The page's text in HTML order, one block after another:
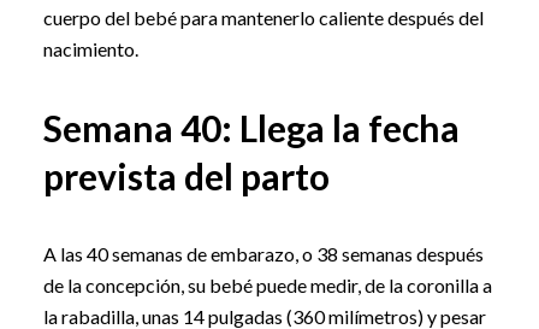
cuerpo del bebé para mantenerlo caliente después del
nacimiento.
Semana 40: Llega la fecha
prevista del parto
A las 40 semanas de embarazo, o 38 semanas después
de la concepción, su bebé puede medir, de la coronilla a
la rabadilla, unas 14 pulgadas (360 milímetros) y pesar